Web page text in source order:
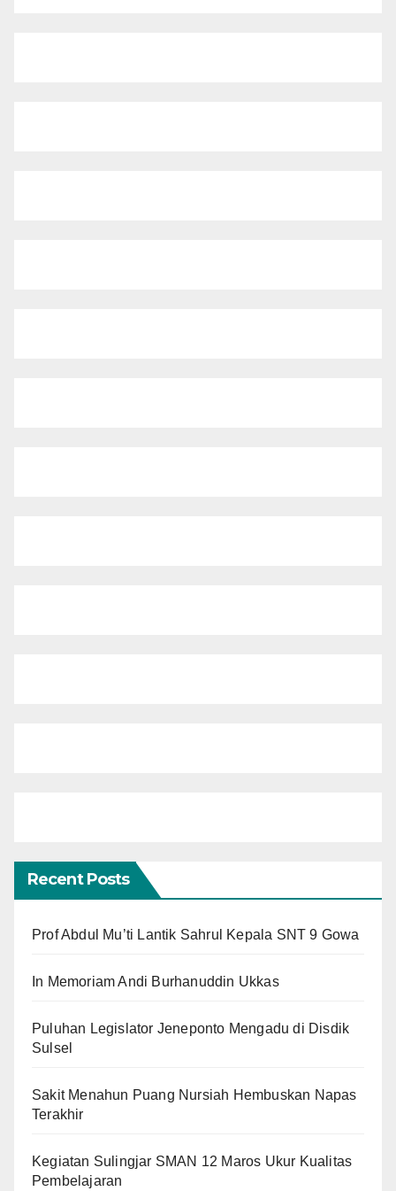
Recent Posts
Prof Abdul Mu’ti Lantik Sahrul Kepala SNT 9 Gowa
In Memoriam Andi Burhanuddin Ukkas
Puluhan Legislator Jeneponto Mengadu di Disdik
Sulsel
Sakit Menahun Puang Nursiah Hembuskan Napas
Terakhir
Kegiatan Sulingjar SMAN 12 Maros Ukur Kualitas
Pembelajaran